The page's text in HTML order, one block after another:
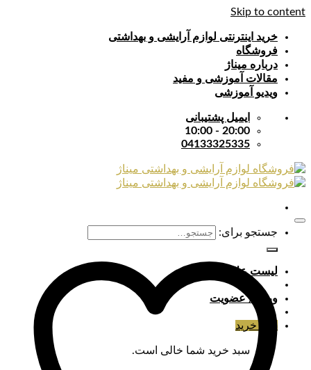
Skip to content
خرید اینترنتی لوازم آرایشی و بهداشتی
فروشگاه
درباره میناژ
مقالات آموزشی و مفید
ویدیو آموزشی
ایمیل پشتیبانی
20:00 - 10:00
04133325335
جستجو برای:
لیست علایق
ورود / عضویت
سبد خرید
سبد خرید شما خالی است.